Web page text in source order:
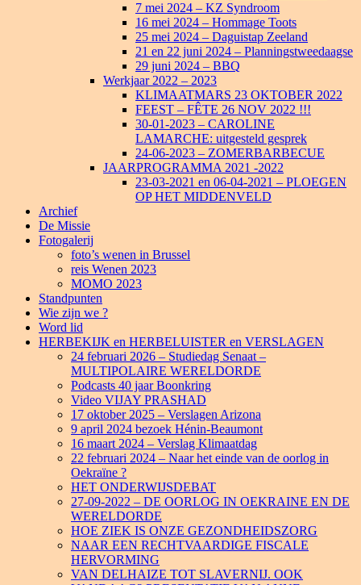
7 mei 2024 – KZ Syndroom
16 mei 2024 – Hommage Toots
25 mei 2024 – Daguistap Zeeland
21 en 22 juni 2024 – Planningstweedaagse
29 juni 2024 – BBQ
Werkjaar 2022 – 2023
KLIMAATMARS 23 OKTOBER 2022
FEEST – FÊTE 26 NOV 2022 !!!
30-01-2023 – CAROLINE
LAMARCHE: uitgesteld gesprek
24-06-2023 – ZOMERBARBECUE
JAARPROGRAMMA 2021 -2022
23-03-2021 en 06-04-2021 – PLOEGEN
OP HET MIDDENVELD
Archief
De Missie
Fotogalerij
foto’s wenen in Brussel
reis Wenen 2023
MOMO 2023
Standpunten
Wie zijn we ?
Word lid
HERBEKIJK en HERBELUISTER en VERSLAGEN
24 februari 2026 – Studiedag Senaat –
MULTIPOLAIRE WERELDORDE
Podcasts 40 jaar Boonkring
Video VIJAY PRASHAD
17 oktober 2025 – Verslagen Arizona
9 april 2024 bezoek Hénin-Beaumont
16 maart 2024 – Verslag Klimaatdag
22 februari 2024 – Naar het einde van de oorlog in
Oekraïne ?
HET ONDERWIJSDEBAT
27-09-2022 – DE OORLOG IN OEKRAINE EN DE
WERELDORDE
HOE ZIEK IS ONZE GEZONDHEIDSZORG
NAAR EEN RECHTVAARDIGE FISCALE
HERVORMING
VAN DELHAIZE TOT SLAVERNIJ. OOK